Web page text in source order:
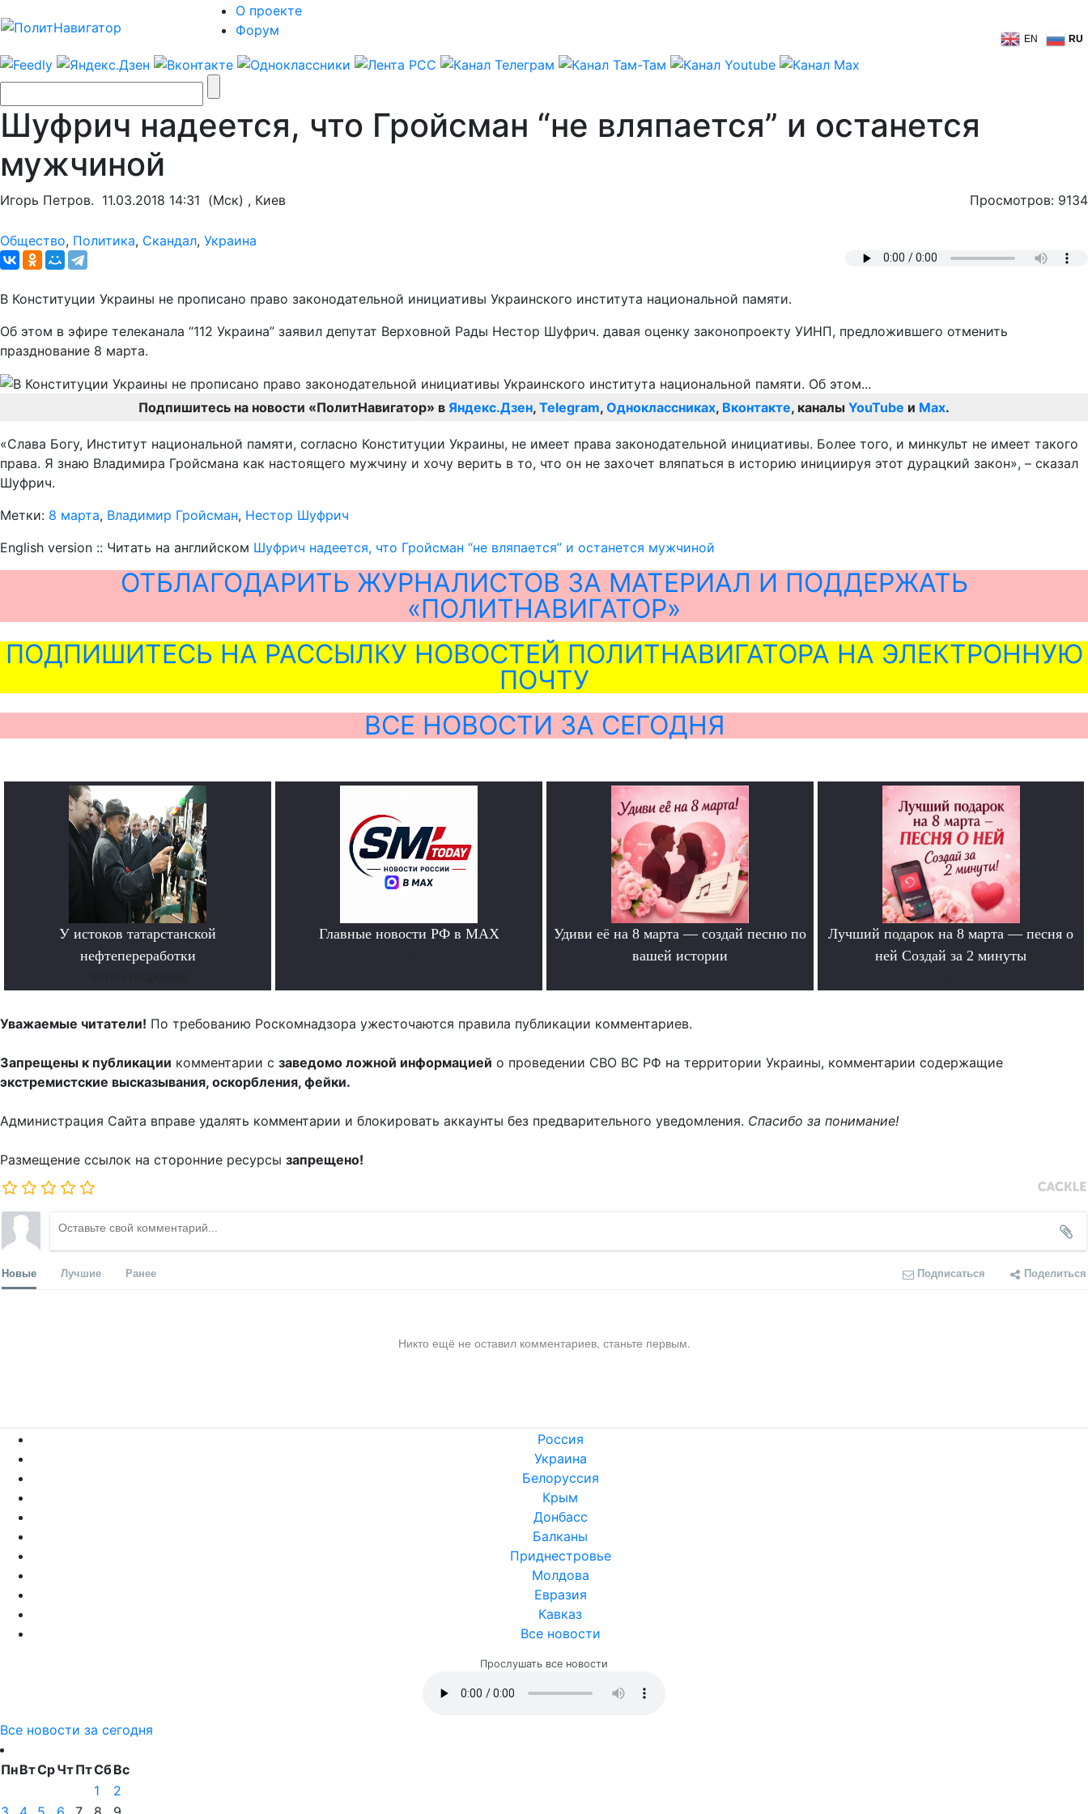
О проекте
Форум
EN RU
Шуфрич надеется, что Гройсман “не вляпается” и останется
мужчиной
Игорь Петров. 11.03.2018 14:31 (Мск) , Киев Просмотров: 9134
Общество, Политика, Скандал, Украина
В Конституции Украины не прописано право законодательной инициативы Украинского института национальной памяти.
Об этом в эфире телеканала “112 Украина” заявил депутат Верховной Рады Нестор Шуфрич. давая оценку законопроекту УИНП, предложившего отменить
празднование 8 марта.
Подпишитесь на новости «ПолитНавигатор» в Яндекс.Дзен, Telegram, Одноклассниках, Вконтакте, каналы YouTube и Max.
«Слава Богу, Институт национальной памяти, согласно Конституции Украины, не имеет права законодательной инициативы. Более того, и минкульт не имеет такого
права. Я знаю Владимира Гройсмана как настоящего мужчину и хочу верить в то, что он не захочет вляпаться в историю инициируя этот дурацкий закон», – сказал
Шуфрич.
Метки: 8 марта, Владимир Гройсман, Нестор Шуфрич
English version :: Читать на английском Шуфрич надеется, что Гройсман “не вляпается” и останется мужчиной
ОТБЛАГОДАРИТЬ ЖУРНАЛИСТОВ ЗА МАТЕРИАЛ И ПОДДЕРЖАТЬ
«ПОЛИТНАВИГАТОР»
ПОДПИШИТЕСЬ НА РАССЫЛКУ НОВОСТЕЙ ПОЛИТНАВИГАТОРА НА ЭЛЕКТРОННУЮ
ПОЧТУ
ВСЕ НОВОСТИ ЗА СЕГОДНЯ
У истоков татарстанской
нефтепереработки
Главные новости РФ в MAX
Удиви её на 8 марта — создай песню по
вашей истории
Лучший подарок на 8 марта — песня о
ней Создай за 2 минуты
Уважаемые читатели! По требованию Роскомнадзора ужесточаются правила публикации комментариев.
Запрещены к публикации комментарии с заведомо ложной информацией о проведении СВО ВС РФ на территории Украины, комментарии содержащие
экстремистские высказывания, оскорбления, фейки.
Администрация Сайта вправе удалять комментарии и блокировать аккаунты без предварительного уведомления. Спасибо за понимание!
Размещение ссылок на сторонние ресурсы запрещено!
Новые Лучшие Ранее Подписаться Поделиться
Никто ещё не оставил комментариев, станьте первым.
Россия
Украина
Белоруссия
Крым
Донбасс
Балканы
Приднестровье
Молдова
Евразия
Кавказ
Все новости
Прослушать все новости
Все новости за сегодня
ПнВтСрЧтПтСбВс
1
2